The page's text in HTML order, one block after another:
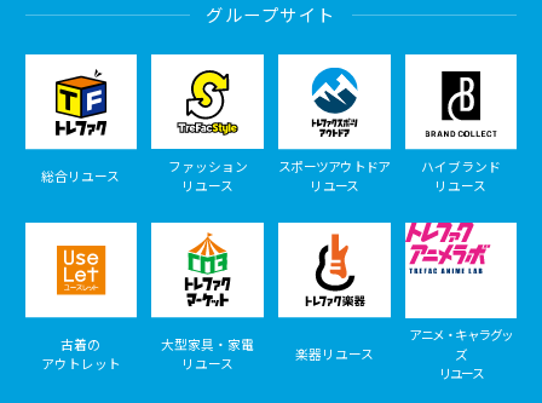
グループサイト
総合リユース
ファッション
リユース
スポーツアウトドア
リユース
ハイブランド
リユース
古着の
アウトレット
大型家具・家電
リユース
楽器リユース
アニメ・キャラグッ
ズ
リユース